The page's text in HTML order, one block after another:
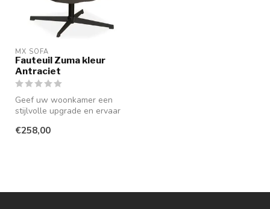
MX SOFA
Fauteuil Zuma kleur
Antraciet
Geef uw woonkamer een
stijlvolle upgrade en ervaar
Zuma ...
€258,00